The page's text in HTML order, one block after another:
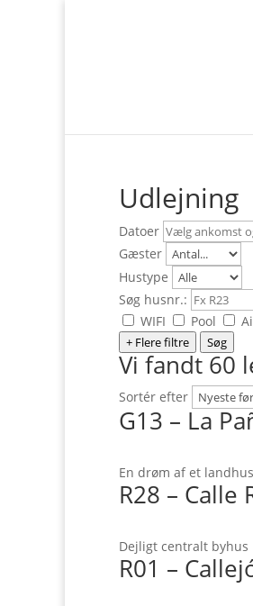
Udlejning
Datoer
Gæster
Hustype
Søg husnr.:
WIFI
Pool
+ Flere filtre Søg
Vi fandt 60
Sortér efter
G13 – La
En drøm af et landhus
R28 – Calle
Dejligt centralt byhus
R01 –